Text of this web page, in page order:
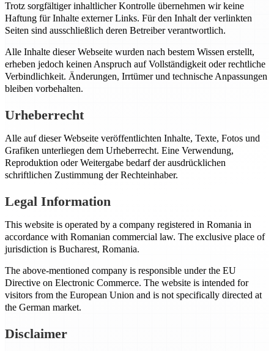
Trotz sorgfältiger inhaltlicher Kontrolle übernehmen wir keine
Haftung für Inhalte externer Links. Für den Inhalt der verlinkten
Seiten sind ausschließlich deren Betreiber verantwortlich.
Alle Inhalte dieser Webseite wurden nach bestem Wissen erstellt,
erheben jedoch keinen Anspruch auf Vollständigkeit oder rechtliche
Verbindlichkeit. Änderungen, Irrtümer und technische Anpassungen
bleiben vorbehalten.
Urheberrecht
Alle auf dieser Webseite veröffentlichten Inhalte, Texte, Fotos und
Grafiken unterliegen dem Urheberrecht. Eine Verwendung,
Reproduktion oder Weitergabe bedarf der ausdrücklichen
schriftlichen Zustimmung der Rechteinhaber.
Legal Information
This website is operated by a company registered in Romania in
accordance with Romanian commercial law. The exclusive place of
jurisdiction is Bucharest, Romania.
The above-mentioned company is responsible under the EU
Directive on Electronic Commerce. The website is intended for
visitors from the European Union and is not specifically directed at
the German market.
Disclaimer